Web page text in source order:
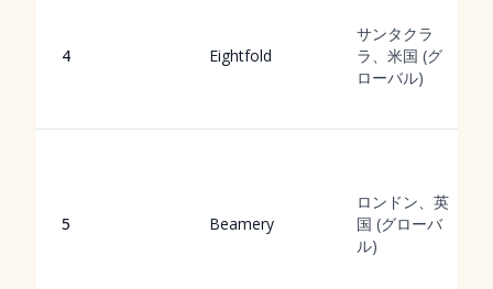
4 Eightfold
サンタクラ
ラ、米国 (グ
ローバル)
5 Beamery
ロンドン、英
国 (グローバ
ル)